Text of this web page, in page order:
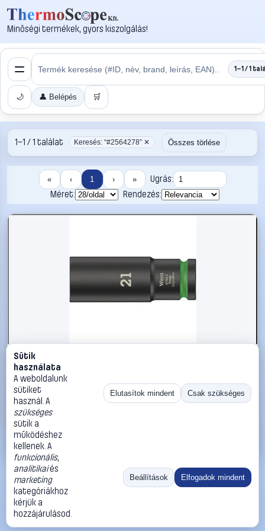
Minőségi termékek, gyors kiszolgálás!
1–1 / 1
🌙 👤 Belépés 🛒
1–1 / 1 találat Keresés: “#2564278” ✕ Összes törlése
« ‹ 1 › »
Ugrás:
Méret:
Rendezés:
#2564278
Wera 8790 C Impaktor Deep 05004837001 Belső hatlap
Dugókulcs betét 21 mm 21 mm 1/2 (12,5 mm)
Wera Dugókulcs betétek
6 490 Ft
Kosárba
«
Ugrás:
Méret:
Rendezés:
©2026
ThermoScope
ÁSZF
Cégbemutató
Sütik
használata
A weboldalunk
sütiket
használ. A
szükséges
sütik a
működéshez
kellenek. A
funkcionális,
analitikaiés
marketing
kategóriákhoz
kérjük a
hozzájárulásod.
Elutasítok mindent Csak szükséges
Beállítások Elfogadok mindent